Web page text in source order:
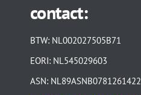
contact:
BTW: NL002027505B71
EORI: NL545029603
ASN: NL89ASNB0781261422